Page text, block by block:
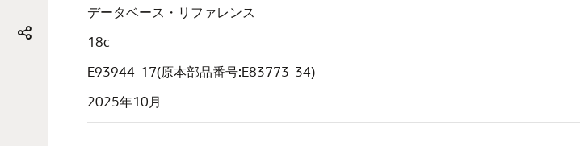
データベース・リファレンス
18c
E93944-17(原本部品番号:E83773-34)
2025年10月